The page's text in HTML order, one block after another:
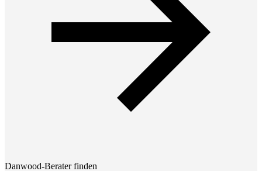
Danwood-Berater finden